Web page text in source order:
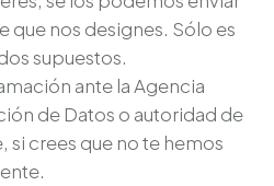
que nos designes. Sólo es
supuestos.
ante la Agencia
de Datos o autoridad de
crees que no te hemos